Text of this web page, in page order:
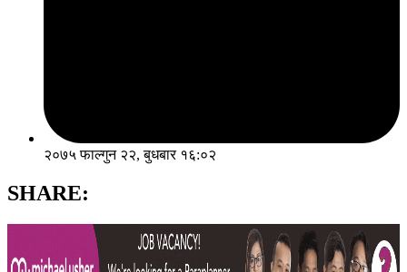
२०७५ फाल्गुन २२, बुधबार १६:०२
SHARE: